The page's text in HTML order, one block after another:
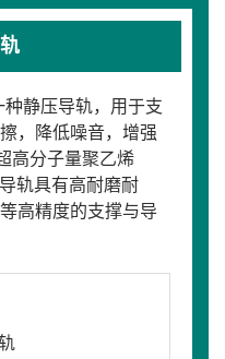
静压导轨，用于支
，降低噪音，增强
高分子量聚乙烯
轨具有高耐磨耐
高精度的支撑与导